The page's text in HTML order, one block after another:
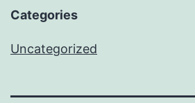
Categories
Uncategorized